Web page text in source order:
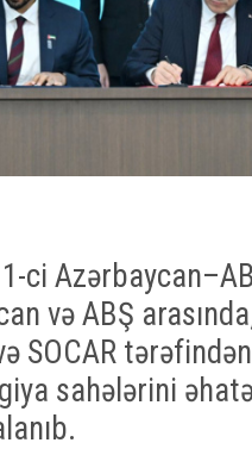
ci
və ABŞ
SOCAR
sahələrini